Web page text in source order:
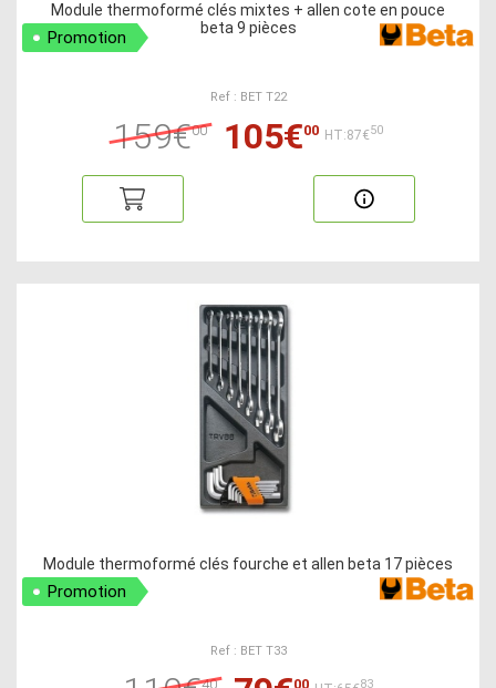
Module thermoformé clés mixtes + allen cote en pouce
beta 9 pièces
Promotion
Ref : BET T22
159€00 105€00 HT:87€50
Module thermoformé clés fourche et allen beta 17 pièces
Promotion
Ref : BET T33
40 00 83